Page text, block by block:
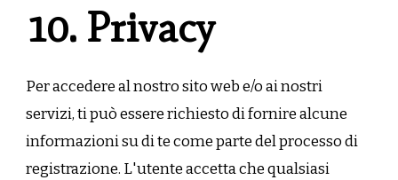
10. Privacy
Per accedere al nostro sito web e/o ai nostri
servizi, ti può essere richiesto di fornire alcune
informazioni su di te come parte del processo di
registrazione. L'utente accetta che qualsiasi